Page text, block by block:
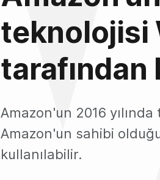
teknolojisi
tarafından
Amazon'un 2016
Amazon'un sahibi
kullanılabilir.